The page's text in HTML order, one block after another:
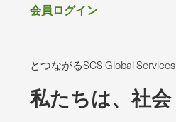
会員ログイン
とつながるSCS Global Services
私たちは、社会